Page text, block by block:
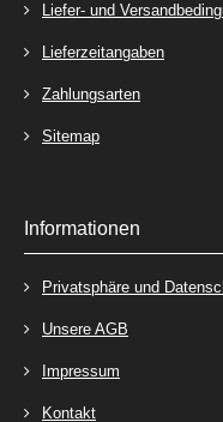
Liefer- und
Lieferzeitangaben
Zahlungsarten
Sitemap
Informationen
Privatsphäre und
Unsere AGB
Impressum
Kontakt